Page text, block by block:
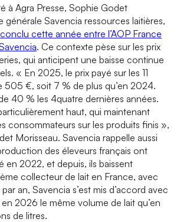
à Agra Presse, Sophie Godet
générale Savencia ressources laitières,
conclu cette année entre l’AOP France
. Ce contexte pèse sur les prix
qui anticipent une baisse continue
« En 2025, le prix payé sur les 11
505 €, soit 7 % de plus qu’en 2024.
40 % les 4quatre dernières années.
haut, qui maintenant
consommateurs sur les produits finis »,
Morisseau. Savencia rappelle aussi
des éleveurs français ont
en 2022, et depuis, ils baissent
collecteur de lait en France, avec
an, Savencia s’est mis d’accord avec
2026 le même volume de lait qu’en
de litres.